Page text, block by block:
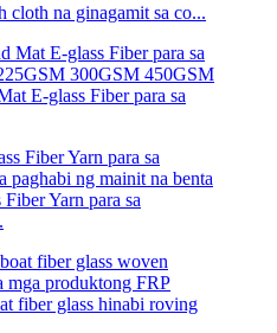
cloth na ginagamit sa co...
E-glass Fiber para sa
Yarn para sa
fiber glass hinabi roving